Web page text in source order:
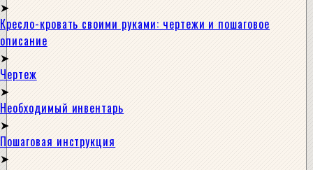
Кресло-кровать своими руками: чертежи и пошаговое
описание
Чертеж
Необходимый инвентарь
Пошаговая инструкция